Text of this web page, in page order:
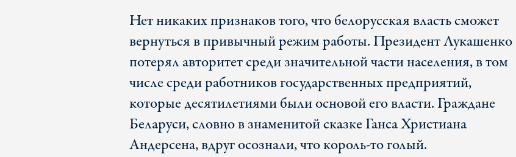
Нет никаких признаков того, что белорусская власть сможет
вернуться в привычный режим работы. Президент Лукашенко
потерял авторитет среди значительной части населения, в том
числе среди работников государственных предприятий,
которые десятилетиями были основой его власти. Граждане
Беларуси, словно в знаменитой сказке Ганса Христиана
Андерсена, вдруг осознали, что король-то голый.